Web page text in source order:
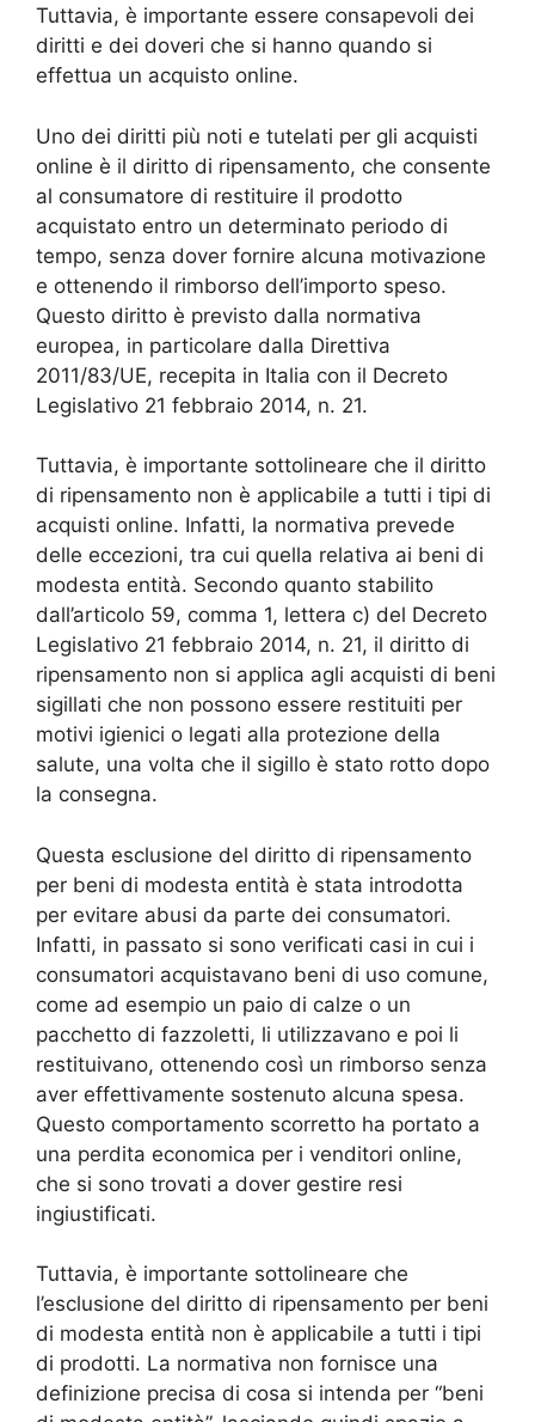
Tuttavia, è importante essere consapevoli dei
diritti e dei doveri che si hanno quando si
effettua un acquisto online.
Uno dei diritti più noti e tutelati per gli acquisti
online è il diritto di ripensamento, che consente
al consumatore di restituire il prodotto
acquistato entro un determinato periodo di
tempo, senza dover fornire alcuna motivazione
e ottenendo il rimborso dell’importo speso.
Questo diritto è previsto dalla normativa
europea, in particolare dalla Direttiva
2011/83/UE, recepita in Italia con il Decreto
Legislativo 21 febbraio 2014, n. 21.
Tuttavia, è importante sottolineare che il diritto
di ripensamento non è applicabile a tutti i tipi di
acquisti online. Infatti, la normativa prevede
delle eccezioni, tra cui quella relativa ai beni di
modesta entità. Secondo quanto stabilito
dall’articolo 59, comma 1, lettera c) del Decreto
Legislativo 21 febbraio 2014, n. 21, il diritto di
ripensamento non si applica agli acquisti di beni
sigillati che non possono essere restituiti per
motivi igienici o legati alla protezione della
salute, una volta che il sigillo è stato rotto dopo
la consegna.
Questa esclusione del diritto di ripensamento
per beni di modesta entità è stata introdotta
per evitare abusi da parte dei consumatori.
Infatti, in passato si sono verificati casi in cui i
consumatori acquistavano beni di uso comune,
come ad esempio un paio di calze o un
pacchetto di fazzoletti, li utilizzavano e poi li
restituivano, ottenendo così un rimborso senza
aver effettivamente sostenuto alcuna spesa.
Questo comportamento scorretto ha portato a
una perdita economica per i venditori online,
che si sono trovati a dover gestire resi
ingiustificati.
Tuttavia, è importante sottolineare che
l’esclusione del diritto di ripensamento per beni
di modesta entità non è applicabile a tutti i tipi
di prodotti. La normativa non fornisce una
definizione precisa di cosa si intenda per “beni